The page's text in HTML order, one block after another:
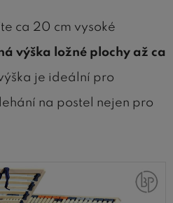
ca 20 cm vysoké
výška ložné plochy až ca
výška je ideální pro
na postel nejen pro